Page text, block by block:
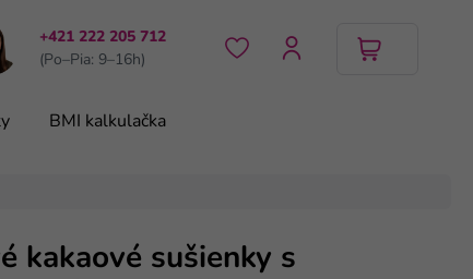
+421 222 205 712
(Po–Pia: 9–16h)
BMI kalkulačka
kakaové sušienky s